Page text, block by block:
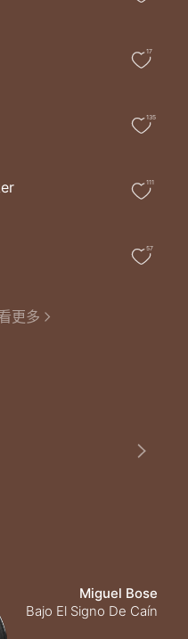
17
135
111
57
更多
Miguel Bose
Bajo El Signo De Caín